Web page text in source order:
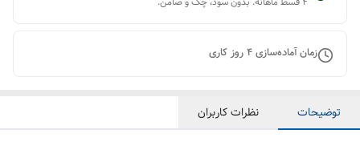
زمان آماده‌سازی4روز کاری
توضیحات نظرات کاربران